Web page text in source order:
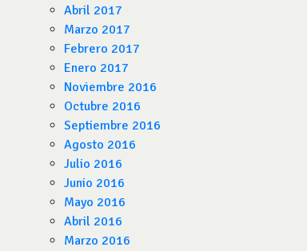
Abril 2017
Marzo 2017
Febrero 2017
Enero 2017
Noviembre 2016
Octubre 2016
Septiembre 2016
Agosto 2016
Julio 2016
Junio 2016
Mayo 2016
Abril 2016
Marzo 2016